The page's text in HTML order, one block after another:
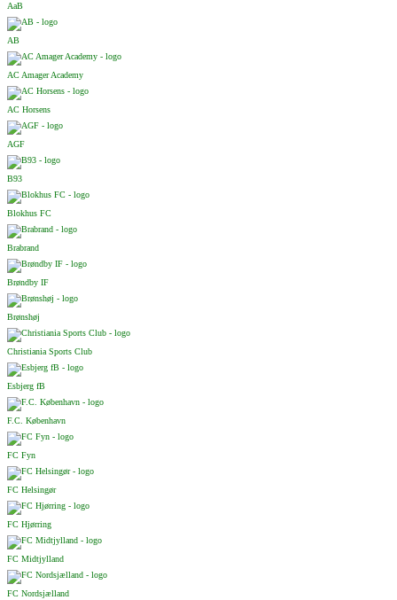
AaB
AB
AC Amager Academy
AC Horsens
AGF
B93
Blokhus FC
Brabrand
Brøndby IF
Brønshøj
Christiania Sports Club
Esbjerg fB
F.C. København
FC Fyn
FC Helsingør
FC Hjørring
FC Midtjylland
FC Nordsjælland